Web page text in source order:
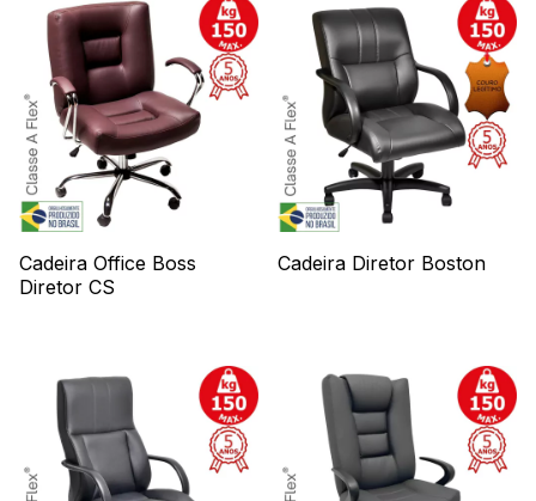
Cadeira Office Boss
Diretor CS
Cadeira Diretor Boston